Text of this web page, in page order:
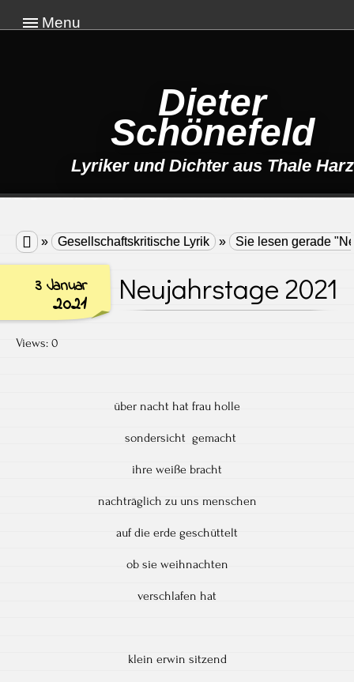
Menu
Dieter
Schönefeld
Lyriker und Dichter aus Thale Harz
 » Gesellschaftskritische Lyrik » Sie lesen gerade
3 Januar
2021 Neujahrstage 2021
Views: 0
über nacht hat frau holle
sondersicht gemacht
ihre weiße bracht
nachträglich zu uns menschen
auf die erde geschüttelt
ob sie weihnachten
verschlafen hat
klein erwin sitzend